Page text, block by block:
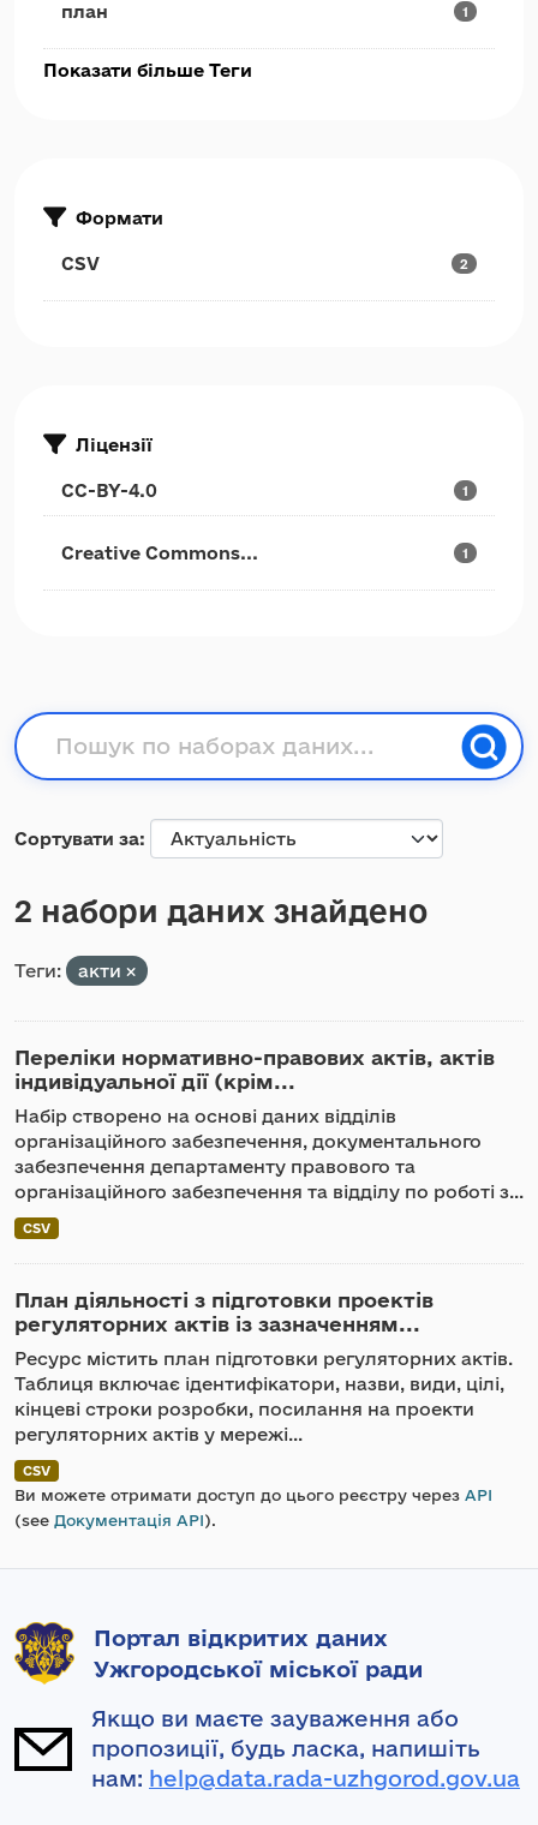
план 1
Показати більше Теги
Формати
CSV 2
Ліцензії
CC-BY-4.0 1
Creative Commons... 1
Сортувати за
2 набори даних знайдено
Теги: акти
Переліки нормативно-правових актів, актів
індивідуальної дії (крім...
Набір створено на основі даних відділів
організаційного забезпечення, документального
забезпечення департаменту правового та
організаційного забезпечення та відділу по роботі з...
CSV
План діяльності з підготовки проектів
регуляторних актів із зазначенням...
Ресурс містить план підготовки регуляторних актів.
Таблиця включає ідентифікатори, назви, види, цілі,
кінцеві строки розробки, посилання на проекти
регуляторних актів у мережі...
CSV
Ви можете отримати доступ до цього реєстру через API
(see Документація API).
Портал відкритих даних
Ужгородської міської ради
Якщо ви маєте зауваження або
пропозиції, будь ласка, напишіть
нам: help@data.rada-uzhgorod.gov.ua